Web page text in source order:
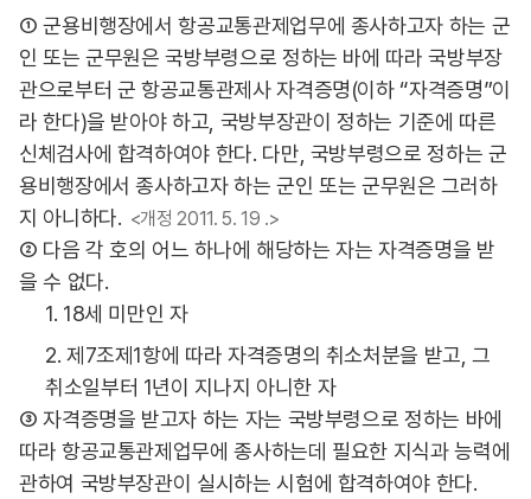
① 군용비행장에서 항공교통관제업무에 종사하고자 하는 군
인 또는 군무원은 국방부령으로 정하는 바에 따라 국방부장
관으로부터 군 항공교통관제사 자격증명(이하 “자격증명”이
라 한다)을 받아야 하고, 국방부장관이 정하는 기준에 따른
신체검사에 합격하여야 한다. 다만, 국방부령으로 정하는 군
용비행장에서 종사하고자 하는 군인 또는 군무원은 그러하
지 아니하다. <개정 2011. 5. 19 .>
② 다음 각 호의 어느 하나에 해당하는 자는 자격증명을 받
을 수 없다.
1. 18세 미만인 자
2. 제7조제1항에 따라 자격증명의 취소처분을 받고, 그
취소일부터 1년이 지나지 아니한 자
③ 자격증명을 받고자 하는 자는 국방부령으로 정하는 바에
따라 항공교통관제업무에 종사하는데 필요한 지식과 능력에
관하여 국방부장관이 실시하는 시험에 합격하여야 한다.